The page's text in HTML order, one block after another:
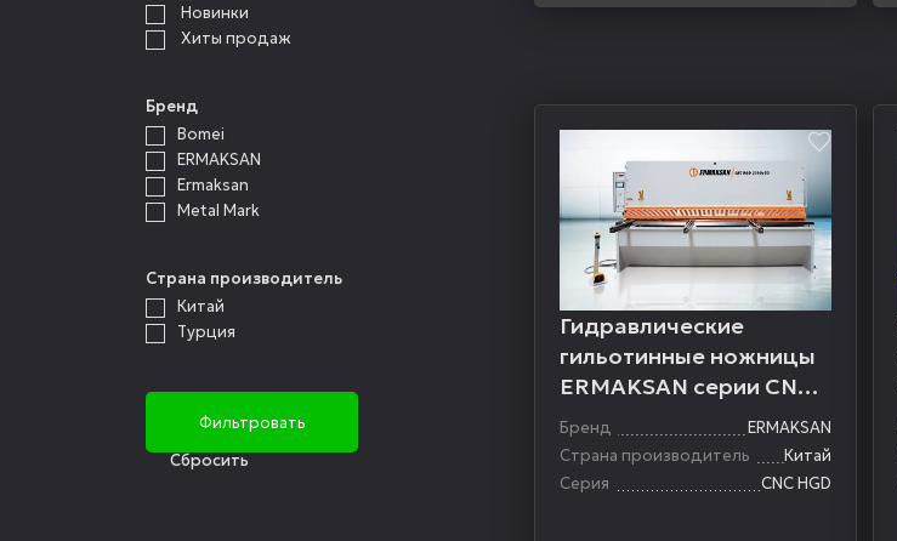
Новинки
Хиты продаж
Бренд
Bomei
ERMAKSAN
Ermaksan
Metal Mark
Страна производитель
Китай
Турция
Cбросить
Гидравлические
гильотинные ножницы
ERMAKSAN серии CNC
HGD
Бренд
ERMAKSAN
Страна производитель
Китай
Серия
CNC HGD